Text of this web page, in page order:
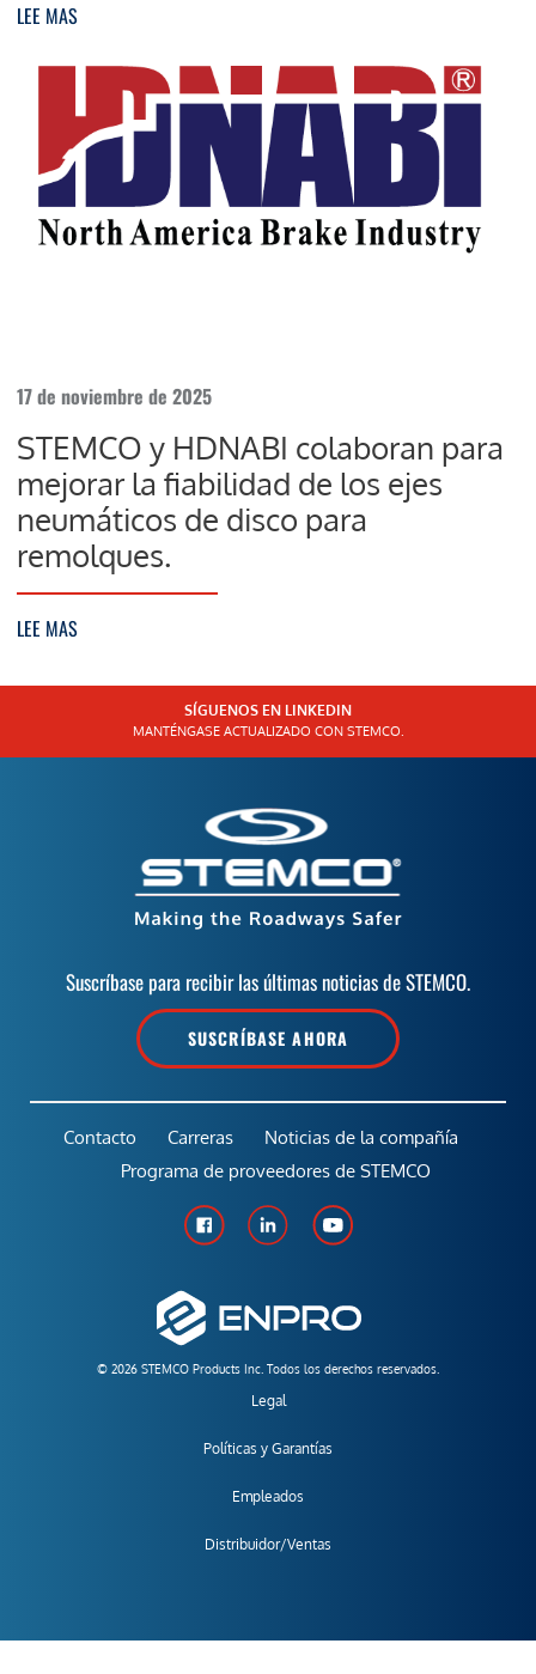
LEE MAS
17 de noviembre de 2025
STEMCO y HDNABI colaboran para
mejorar la fiabilidad de los ejes
neumáticos de disco para
remolques.
LEE MAS
SÍGUENOS EN LINKEDIN
MANTÉNGASE ACTUALIZADO CON STEMCO.
Suscríbase para recibir las últimas noticias de STEMCO.
SUSCRÍBASE AHORA
© 2026 STEMCO Products Inc. Todos los derechos reservados.
Legal
Políticas y Garantías
Empleados
Distribuidor/Ventas
Contacto Carreras
Noticias de la compañía
Programa de proveedores de STEMCO